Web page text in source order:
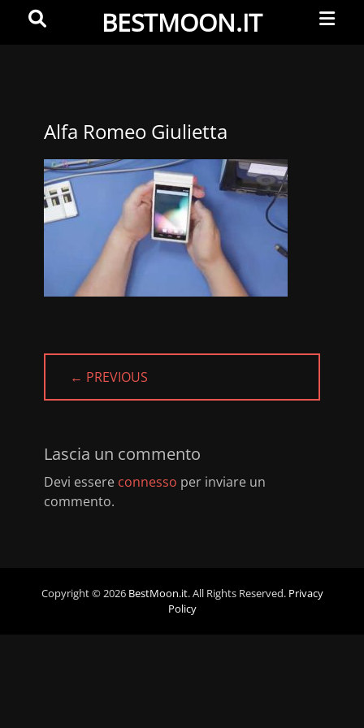
BESTMOON.IT
-
development
Menu
Alfa Romeo Giulietta
← PREVIOUS
PREVIOUS
Lascia un commento
Devi essere connesso per inviare un
commento.
Copyright © 2026 BestMoon.it. All Rights Reserved. Privacy
Policy